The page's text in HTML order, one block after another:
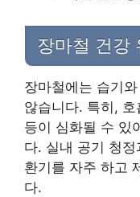
장마철 건강
장마철에는 습기
않습니다. 특히,
등이 심화될 수 있
다. 실내 공기 청
환기를 자주 하고
다.